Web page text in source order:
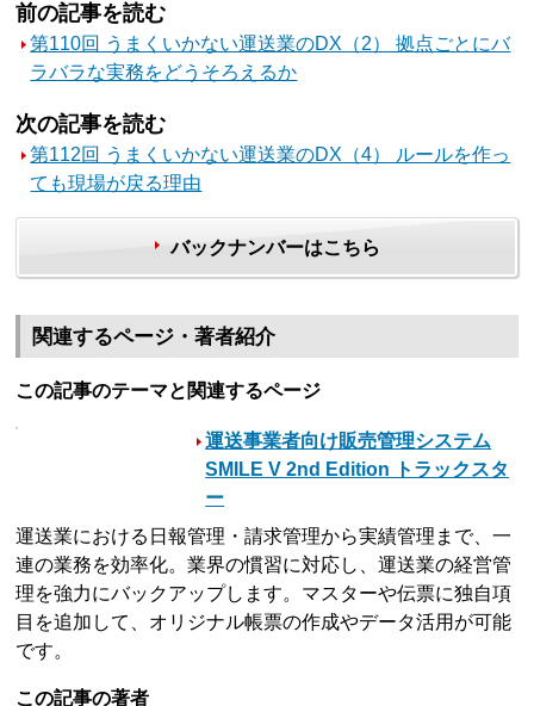
前の記事を読む
第110回 うまくいかない運送業のDX（2） 拠点ごとにバ
ラバラな実務をどうそろえるか
次の記事を読む
第112回 うまくいかない運送業のDX（4） ルールを作っ
ても現場が戻る理由
バックナンバーはこちら
関連するページ・著者紹介
この記事のテーマと関連するページ
運送事業者向け販売管理システム
SMILE V 2nd Edition トラックスタ
ー
運送業における日報管理・請求管理から実績管理まで、一
連の業務を効率化。業界の慣習に対応し、運送業の経営管
理を強力にバックアップします。マスターや伝票に独自項
目を追加して、オリジナル帳票の作成やデータ活用が可能
です。
この記事の著者